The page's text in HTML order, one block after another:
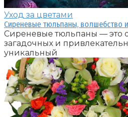
Уход за цветами
Сиреневые тюльпаны, волшебство
Сиреневые тюльпаны — это
загадочных и
уникальный